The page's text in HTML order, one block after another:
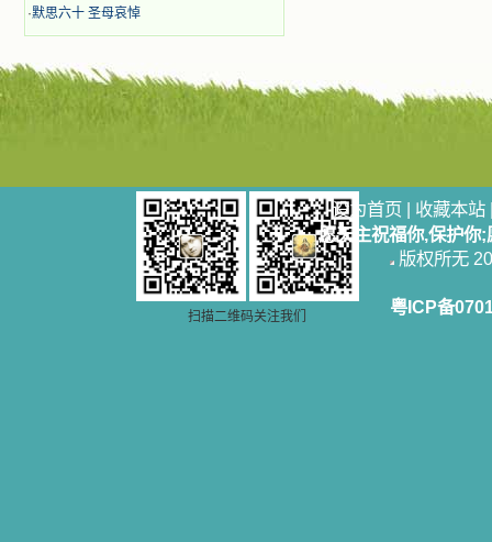
·默思六十 圣母哀悼
扫描二维码关注我们
设为首页 | 收藏本站
愿天主祝福你,保护你
版权所无
粤ICP备